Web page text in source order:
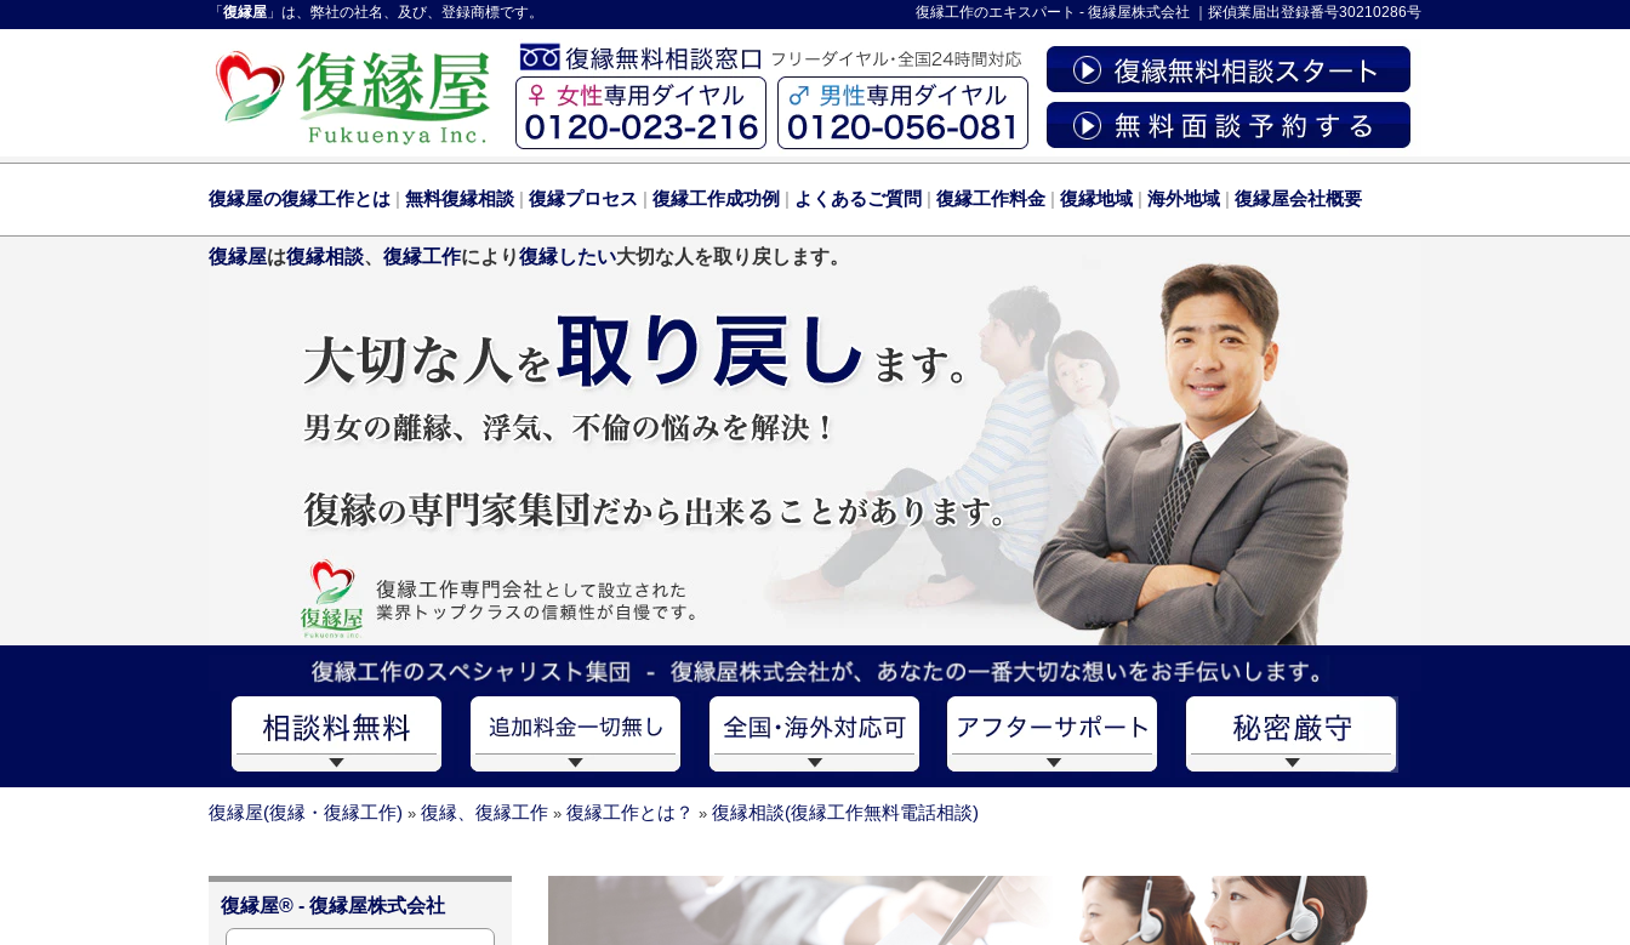
「 復縁屋 」は、弊社の社名、及び、登録商標です。 復縁工作のエキスパート - 復縁屋株式会社 探偵業届出登録番号30210286号
復縁屋の復縁工作とは | 無料復縁相談 | 復縁プロセス | 復縁工作成功例 | よくあるご質問 | 復縁工作料金 | 復縁地域 | 海外地域 | 復縁屋会社概要
復縁屋は復縁相談、 復縁工作により復縁したい大切な人を取り戻します。
復縁屋(復縁・復縁工作) » 復縁、復縁工作 » 復縁工作とは？ » 復縁相談(復縁工作無料電話相談)
復縁屋® - 復縁屋株式会社